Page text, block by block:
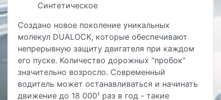
Синтетическое
Создано новое поколение уникальных
молекул DUALOCK, которые обеспечивают
непрерывную защиту двигателя при каждом
его пуске. Количество дорожных “пробок”
значительно возросло. Современный
водитель может останавливаться и начинать
движение до 18 000¹ раз в год - такие